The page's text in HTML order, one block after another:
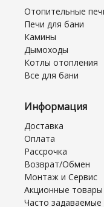
Отопительные
Печи для бани
Камины
Дымоходы
Котлы отопления
Все для бани
Информация
Доставка
Оплата
Рассрочка
Возврат/Обмен
Монтаж и Сервис
Акционные товары
Часто